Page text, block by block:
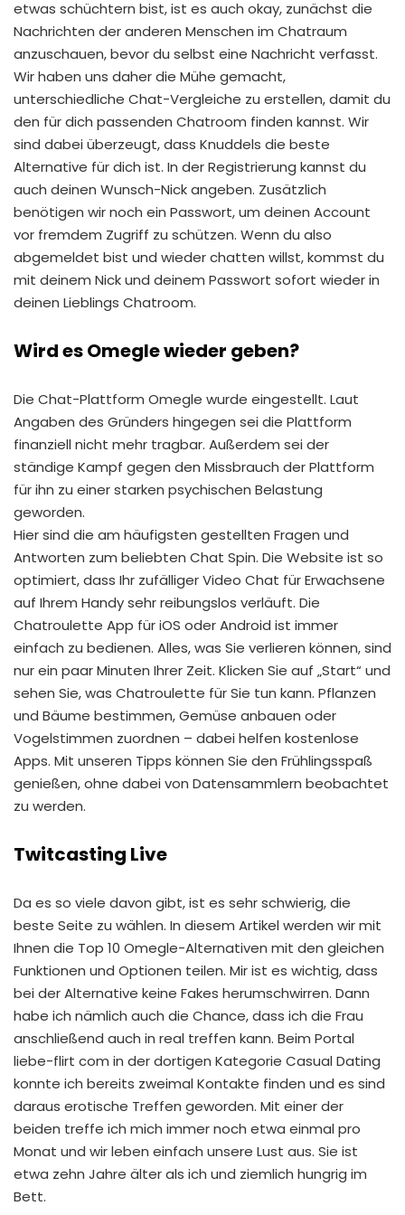
etwas schüchtern bist, ist es auch okay, zunächst die
Nachrichten der anderen Menschen im Chatraum
anzuschauen, bevor du selbst eine Nachricht verfasst.
Wir haben uns daher die Mühe gemacht,
unterschiedliche Chat-Vergleiche zu erstellen, damit du
den für dich passenden Chatroom finden kannst. Wir
sind dabei überzeugt, dass Knuddels die beste
Alternative für dich ist. In der Registrierung kannst du
auch deinen Wunsch-Nick angeben. Zusätzlich
benötigen wir noch ein Passwort, um deinen Account
vor fremdem Zugriff zu schützen. Wenn du also
abgemeldet bist und wieder chatten willst, kommst du
mit deinem Nick und deinem Passwort sofort wieder in
deinen Lieblings Chatroom.
Wird es Omegle wieder geben?
Die Chat-Plattform Omegle wurde eingestellt. Laut
Angaben des Gründers hingegen sei die Plattform
finanziell nicht mehr tragbar. Außerdem sei der
ständige Kampf gegen den Missbrauch der Plattform
für ihn zu einer starken psychischen Belastung
geworden.
Hier sind die am häufigsten gestellten Fragen und
Antworten zum beliebten Chat Spin. Die Website ist so
optimiert, dass Ihr zufälliger Video Chat für Erwachsene
auf Ihrem Handy sehr reibungslos verläuft. Die
Chatroulette App für iOS oder Android ist immer
einfach zu bedienen. Alles, was Sie verlieren können, sind
nur ein paar Minuten Ihrer Zeit. Klicken Sie auf „Start“ und
sehen Sie, was Chatroulette für Sie tun kann. Pflanzen
und Bäume bestimmen, Gemüse anbauen oder
Vogelstimmen zuordnen – dabei helfen kostenlose
Apps. Mit unseren Tipps können Sie den Frühlingsspaß
genießen, ohne dabei von Datensammlern beobachtet
zu werden.
Twitcasting Live
Da es so viele davon gibt, ist es sehr schwierig, die
beste Seite zu wählen. In diesem Artikel werden wir mit
Ihnen die Top 10 Omegle-Alternativen mit den gleichen
Funktionen und Optionen teilen. Mir ist es wichtig, dass
bei der Alternative keine Fakes herumschwirren. Dann
habe ich nämlich auch die Chance, dass ich die Frau
anschließend auch in real treffen kann. Beim Portal
liebe-flirt com in der dortigen Kategorie Casual Dating
konnte ich bereits zweimal Kontakte finden und es sind
daraus erotische Treffen geworden. Mit einer der
beiden treffe ich mich immer noch etwa einmal pro
Monat und wir leben einfach unsere Lust aus. Sie ist
etwa zehn Jahre älter als ich und ziemlich hungrig im
Bett.